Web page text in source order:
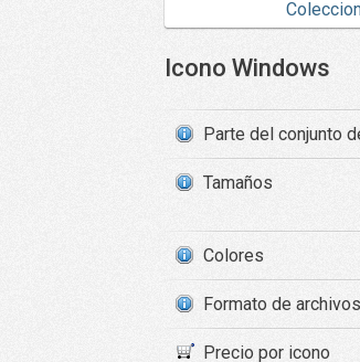
Icono Windows
Parte del conjunto
Tamaños
Colores
Formato de archivos
Precio por icono